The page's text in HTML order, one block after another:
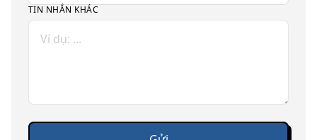
TIN NHẮN KHÁC